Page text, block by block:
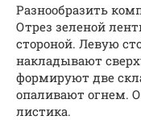
Разнообразить
Отрез зеленой
стороной. Левую
накладывают
формируют две
опаливают огнем.
листика.